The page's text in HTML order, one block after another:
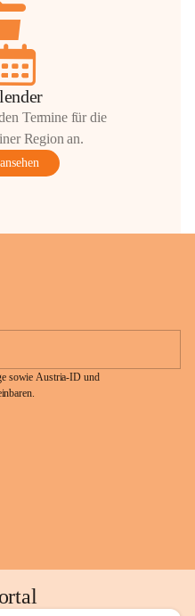
Termine für die
Region an.
sowie Austria-ID und